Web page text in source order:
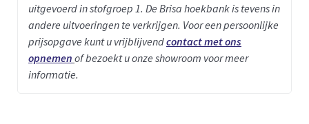
uitgevoerd in stofgroep 1. De Brisa hoekbank is tevens in
andere uitvoeringen te verkrijgen. Voor een persoonlijke
prijsopgave kunt u vrijblijvendcontact met ons
opnemen of bezoekt u onze showroom voor meer
informatie.